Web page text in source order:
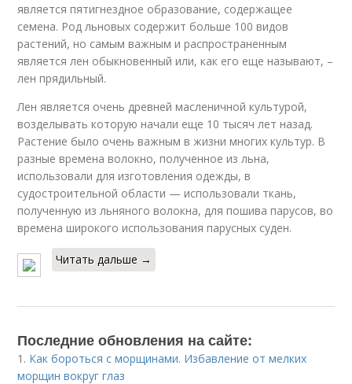
является пятигнездное образование, содержащее
семена. Род льновых содержит больше 100 видов
растений, но самым важным и распространенным
является лен обыкновенный или, как его еще называют, –
лен прядильный.
Лен является очень древней масленичной культурой,
возделывать которую начали еще 10 тысяч лет назад.
Растение было очень важным в жизни многих культур. В
разные времена волокно, полученное из льна,
использовали для изготовления одежды, в
судостроительной области — использовали ткань,
полученную из льняного волокна, для пошива парусов, во
времена широкого использования парусных суден.
Читать дальше →
Последние обновления на сайте:
1. Как бороться с морщинами. Избавление от мелких
морщин вокруг глаз